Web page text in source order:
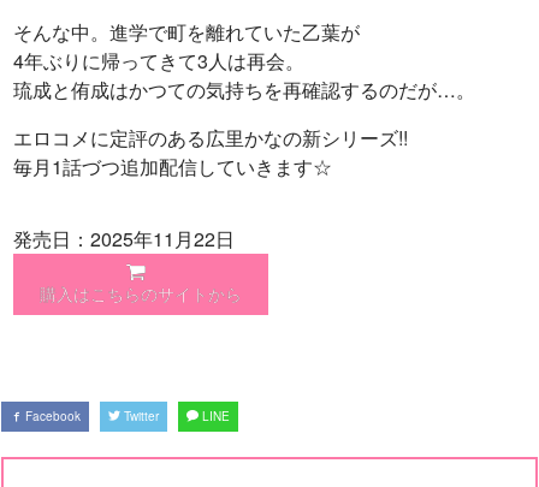
そんな中。進学で町を離れていた乙葉が
4年ぶりに帰ってきて3人は再会。
琉成と侑成はかつての気持ちを再確認するのだが…。
エロコメに定評のある広里かなの新シリーズ!!
毎月1話づつ追加配信していきます☆
発売日：2025年11月22日
購入はこちらのサイトから
Facebook Twitter LINE